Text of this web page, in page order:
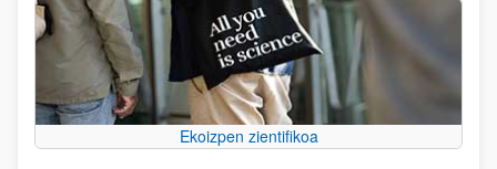
Ekoizpen zientifikoa